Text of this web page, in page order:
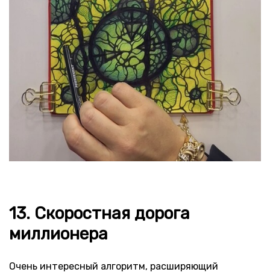
13. Скоростная дорога
миллионера
Очень интересный алгоритм, расширяющий